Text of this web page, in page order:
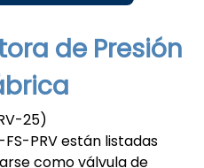
de Presión
25)
PRV están listadas
como válvula de